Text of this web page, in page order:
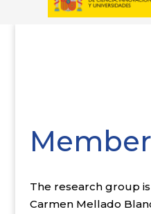
The research group is
Carmen Mellado